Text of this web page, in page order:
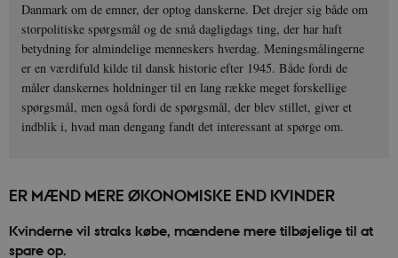
Danmark om de emner, der optog danskerne. Det drejer sig både om
storpolitiske spørgsmål og de små dagligdags ting, der har haft
betydning for almindelige menneskers hverdag. Meningsmålingerne
er en værdifuld kilde til dansk historie efter 1945. Både fordi de
måler danskernes holdninger til en lang række meget forskellige
spørgsmål, men også fordi de spørgsmål, der blev stillet, giver et
indblik i, hvad man dengang fandt det interessant at spørge om.
ER MÆND MERE ØKONOMISKE END KVINDER
Kvinderne vil straks købe, mændene mere tilbøjelige til at
spare op.